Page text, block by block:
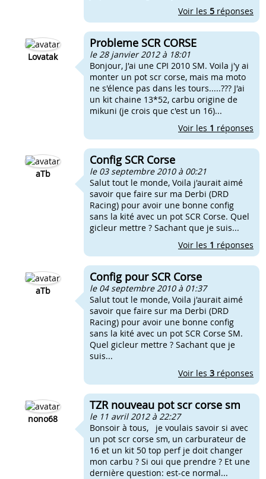
Voir les 5 réponses
Lovatak
Probleme SCR CORSE
le 28 janvier 2012 à 18:01
Bonjour, J'ai une CPI 2010 SM. Voila j'y ai
monter un pot scr corse, mais ma moto
ne s'élence pas dans les tours.....??? J'ai
un kit chaine 13*52, carbu origine de
mikuni (je crois que c'est un 16)...
Voir les 1 réponses
aTb
Config SCR Corse
le 03 septembre 2010 à 00:21
Salut tout le monde, Voila j'aurait aimé
savoir que faire sur ma Derbi (DRD
Racing) pour avoir une bonne config
sans la kité avec un pot SCR Corse. Quel
gicleur mettre ? Sachant que je suis...
Voir les 1 réponses
aTb
Config pour SCR Corse
le 04 septembre 2010 à 01:37
Salut tout le monde, Voila j'aurait aimé
savoir que faire sur ma Derbi (DRD
Racing) pour avoir une bonne config
sans la kité avec un pot SCR Corse SM.
Quel gicleur mettre ? Sachant que je
suis...
Voir les 3 réponses
nono68
TZR nouveau pot scr corse sm
le 11 avril 2012 à 22:27
Bonsoir à tous, je voulais savoir si avec
un pot scr corse sm, un carburateur de
16 et un kit 50 top perf je doit changer
mon carbu ? Si oui que prendre ? Et une
dernière question: est-ce normal...